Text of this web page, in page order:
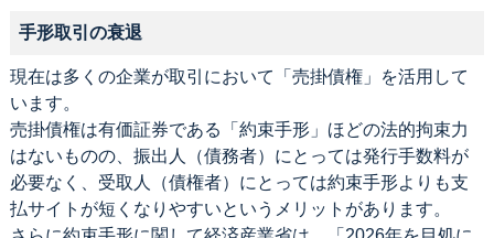
手形取引の衰退
現在は多くの企業が取引において「売掛債権」を活用して
います。
売掛債権は有価証券である「約束手形」ほどの法的拘束力
はないものの、振出人（債務者）にとっては発行手数料が
必要なく、受取人（債権者）にとっては約束手形よりも支
払サイトが短くなりやすいというメリットがあります。